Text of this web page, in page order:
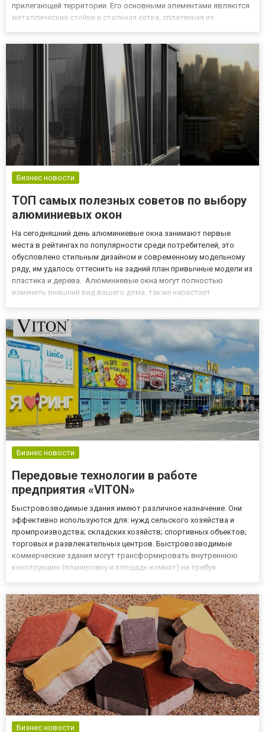
прилегающей территории. Его основными элементами являются
металлические стойки и стальная сетка, сплетенная из
Бизнес новости
ТОП самых полезных советов по выбору
алюминиевых окон
На сегодняшний день алюминиевые окна занимают первые
места в рейтингах по популярности среди потребителей, это
обусловлено стильным дизайном и современному модельному
ряду, им удалось оттеснить на задний план привычные модели из
пластика и дерева. Алюминиевые окна могут полностью
изменить внешний вид вашего дома, также нарастает
Как определит...
Бизнес новости
Передовые технологии в работе
предприятия «VITON»
Быстровозводимые здания имеют различное назначение. Они
эффективно используются для: нужд сельского хозяйства и
промпроизводства; складских хозяйств; спортивных объектов;
торговых и развлекательных центров. Быстровозводимые
коммерческие здания могут трансформировать внутреннюю
конструкцию (планировку и площадь комнат) не требуя
Быстровозводимые здания от...
Бизнес новости